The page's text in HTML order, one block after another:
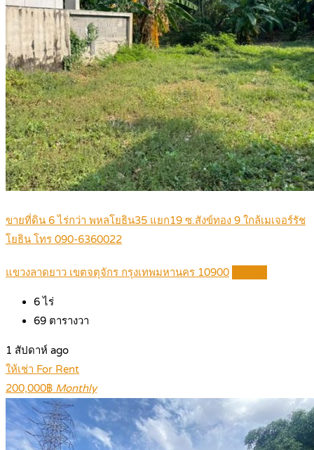
ขายที่ดิน 6 ไร่กว่า พหลโยธิน35 แยก19 ซ.สังข์ทอง 9 ใกล้เมเจอร์รัช
โยธิน โทร 090-6360022
แขวงลาดยาว เขตจตุจักร กรุงเทพมหานคร 10900
6ไร่
69 ตารางวา
1 สัปดาห์ ago
ให้เช่า For Rent
200,000฿ Monthly